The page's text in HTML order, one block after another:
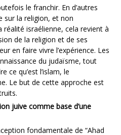
le franchir. En d’autres
sur la religion, et non
réalité israélienne, cela revient à
de la religion et de ses
en faire vivre l’expérience. Les
du judaïsme, tout
ce qu’est l’islam, le
Le but de cette approche est
juive comme base d’une
fondamentale de “Ahad